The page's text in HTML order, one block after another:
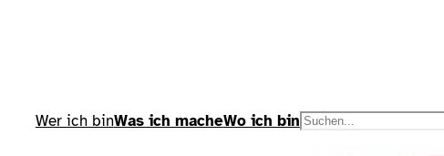
Wer ich binWas ich macheWo ich binS